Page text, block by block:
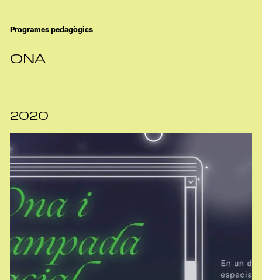
Programes pedagògics
ONA
2020